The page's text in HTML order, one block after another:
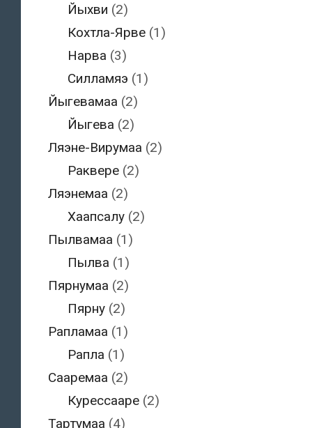
Йыхви (2)
Кохтла-Ярве (1)
Нарва (3)
Силламяэ (1)
Йыгевамаа (2)
Йыгева (2)
Ляэне-Вирумаа (2)
Раквере (2)
Ляэнемаа (2)
Хаапсалу (2)
Пылвамаа (1)
Пылва (1)
Пярнумаа (2)
Пярну (2)
Рапламаа (1)
Рапла (1)
Сааремаа (2)
Курессааре (2)
Тартумаа (4)